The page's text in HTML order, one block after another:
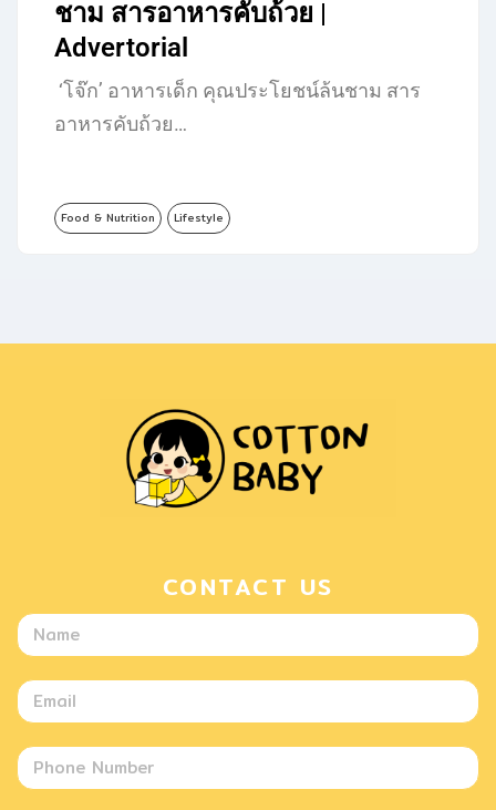
ชาม สารอาหารคับถ้วย |
Advertorial
‘โจ๊ก’ อาหารเด็ก คุณประโยชน์ล้นชาม สาร
อาหารคับถ้วย…
Food & Nutrition Lifestyle
CONTACT US